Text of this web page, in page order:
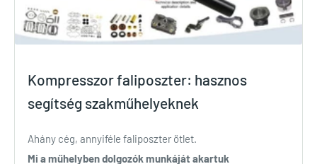
Kompresszor faliposzter: hasznos
segítség szakműhelyeknek
Ahány cég, annyiféle faliposzter ötlet.
Mi a műhelyben dolgozók munkáját akartuk